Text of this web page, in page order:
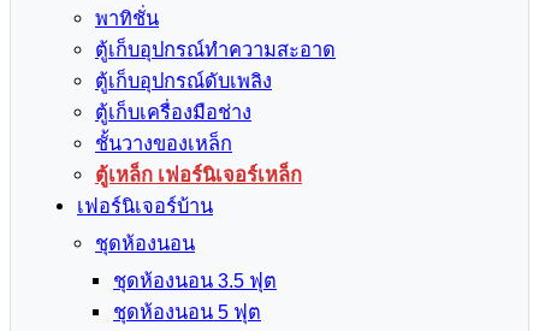
พาทิชั่น
ตู้เก็บอุปกรณ์ทำความสะอาด
ตู้เก็บอุปกรณ์ดับเพลิง
ตู้เก็บเครื่องมือช่าง
ชั้นวางของเหล็ก
ตู้เหล็ก เฟอร์นิเจอร์เหล็ก
เฟอร์นิเจอร์บ้าน
ชุดห้องนอน
ชุดห้องนอน 3.5 ฟุต
ชุดห้องนอน 5 ฟุต